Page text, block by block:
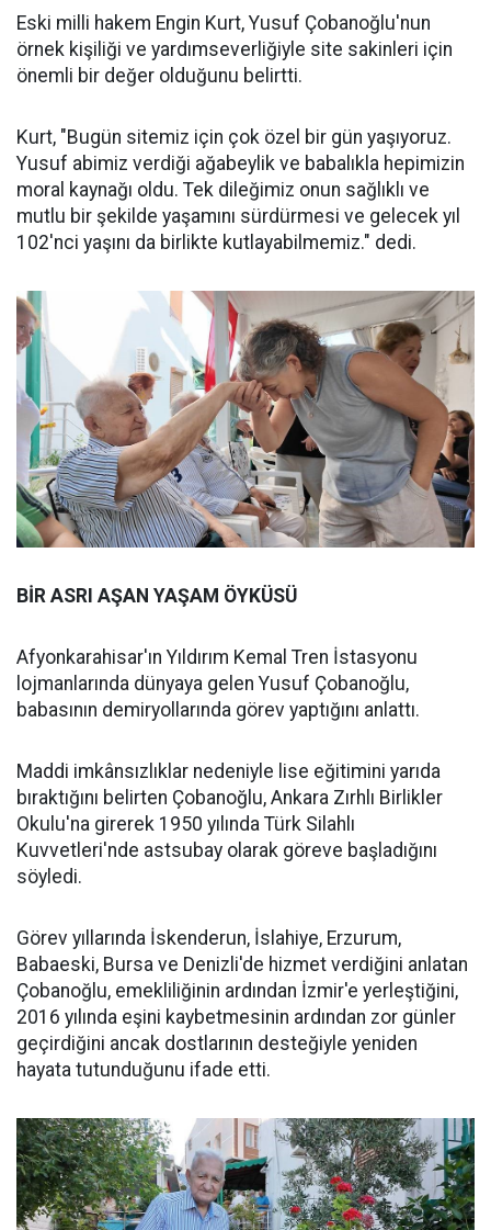
Eski milli hakem Engin Kurt, Yusuf Çobanoğlu'nun
örnek kişiliği ve yardımseverliğiyle site sakinleri için
önemli bir değer olduğunu belirtti.
Kurt, "Bugün sitemiz için çok özel bir gün yaşıyoruz.
Yusuf abimiz verdiği ağabeylik ve babalıkla hepimizin
moral kaynağı oldu. Tek dileğimiz onun sağlıklı ve
mutlu bir şekilde yaşamını sürdürmesi ve gelecek yıl
102'nci yaşını da birlikte kutlayabilmemiz." dedi.
BİR ASRI AŞAN YAŞAM ÖYKÜSÜ
Afyonkarahisar'ın Yıldırım Kemal Tren İstasyonu
lojmanlarında dünyaya gelen Yusuf Çobanoğlu,
babasının demiryollarında görev yaptığını anlattı.
Maddi imkânsızlıklar nedeniyle lise eğitimini yarıda
bıraktığını belirten Çobanoğlu, Ankara Zırhlı Birlikler
Okulu'na girerek 1950 yılında Türk Silahlı
Kuvvetleri'nde astsubay olarak göreve başladığını
söyledi.
Görev yıllarında İskenderun, İslahiye, Erzurum,
Babaeski, Bursa ve Denizli'de hizmet verdiğini anlatan
Çobanoğlu, emekliliğinin ardından İzmir'e yerleştiğini,
2016 yılında eşini kaybetmesinin ardından zor günler
geçirdiğini ancak dostlarının desteğiyle yeniden
hayata tutunduğunu ifade etti.